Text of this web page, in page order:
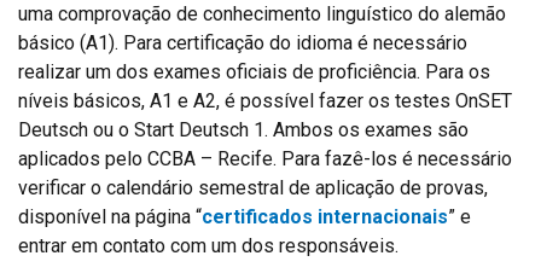
uma comprovação de conhecimento linguístico do alemão
básico (A1). Para certificação do idioma é necessário
realizar um dos exames oficiais de proficiência. Para os
níveis básicos, A1 e A2, é possível fazer os testes OnSET
Deutsch ou o Start Deutsch 1. Ambos os exames são
aplicados pelo CCBA – Recife. Para fazê-los é necessário
verificar o calendário semestral de aplicação de provas,
disponível na página “certificados internacionais” e
entrar em contato com um dos responsáveis.